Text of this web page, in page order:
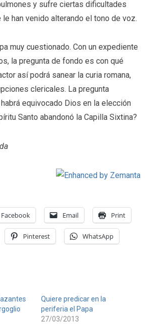
y sufre ciertas dificultades
han venido alterando el tono de voz.
muy cuestionado. Con un expediente
la pregunta de fondo es con qué
así podrá sanear la curia romana,
clericales. La pregunta
equivocado Dios en la elección
Santo abandonó la Capilla Sixtina?
Facebook Email Print
Pinterest WhatsApp
Quiere predicar en la
periferia el Papa
27/03/2013